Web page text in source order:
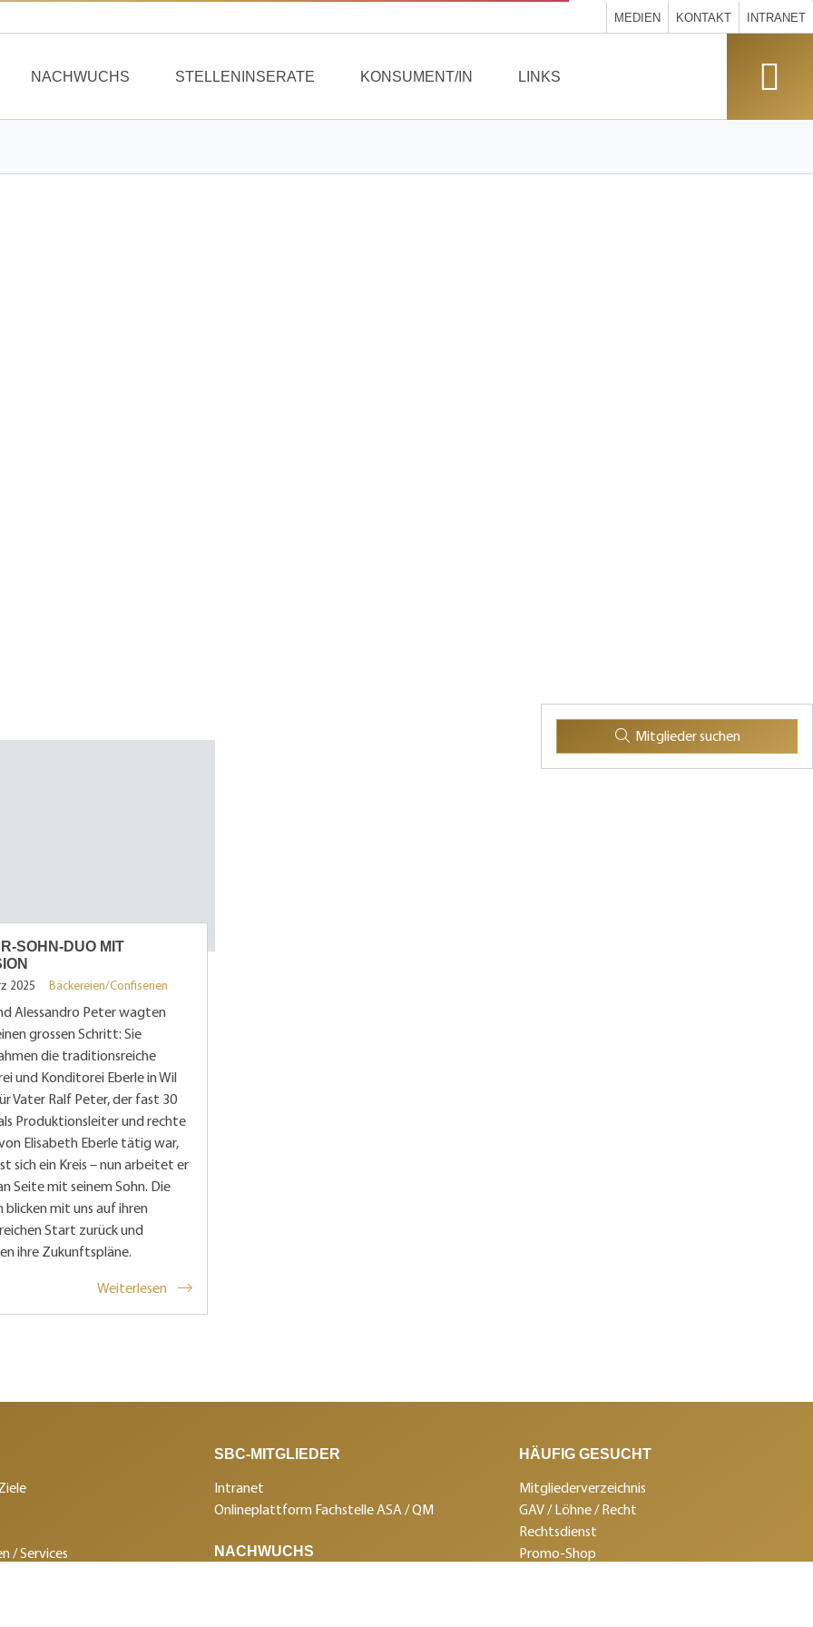
MEDIEN KONTAKT INTRANET
NACHWUCHS STELLENINSERATE KONSUMENT/IN LINKS
SOHN-DUO MIT
2025 Bäckereien/Confiserien
Alessandro Peter wagten
grossen Schritt: Sie
die traditionsreiche
und Konditorei Eberle in Wil
Vater Ralf Peter, der fast 30
Produktionsleiter und rechte
Elisabeth Eberle tätig war,
sich ein Kreis – nun arbeitet er
Seite mit seinem Sohn. Die
blicken mit uns auf ihren
Start zurück und
ihre Zukunftspläne.
Weiterlesen
Mitglieder suchen
/ Services
SBC-MITGLIEDER
Intranet
Onlineplattform Fachstelle ASA / QM
NACHWUCHS
HÄUFIG GESUCHT
Mitgliederverzeichnis
GAV / Löhne / Recht
Rechtsdienst
Promo-Shop